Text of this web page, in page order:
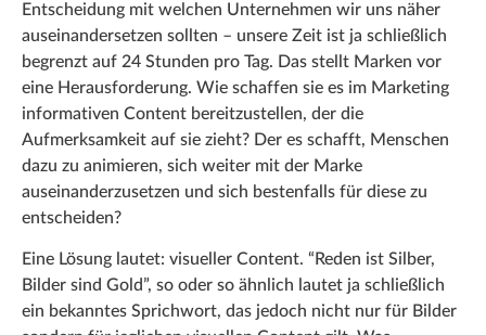
Entscheidung mit welchen Unternehmen wir uns näher
auseinandersetzen sollten – unsere Zeit ist ja schließlich
begrenzt auf 24 Stunden pro Tag. Das stellt Marken vor
eine Herausforderung. Wie schaffen sie es im Marketing
informativen Content bereitzustellen, der die
Aufmerksamkeit auf sie zieht? Der es schafft, Menschen
dazu zu animieren, sich weiter mit der Marke
auseinanderzusetzen und sich bestenfalls für diese zu
entscheiden?
Eine Lösung lautet: visueller Content. “Reden ist Silber,
Bilder sind Gold”, so oder so ähnlich lautet ja schließlich
ein bekanntes Sprichwort, das jedoch nicht nur für Bilder